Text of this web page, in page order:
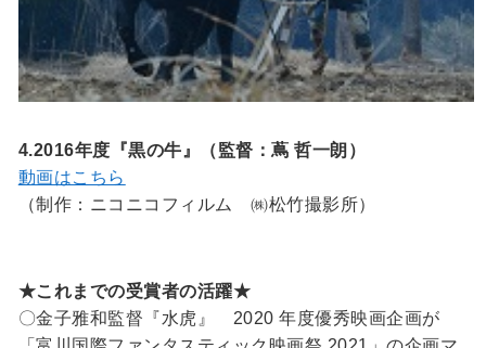
4.2016年度『黒の牛』（監督：蔦 哲一朗）
動画はこちら
（制作：ニコニコフィルム ㈱松竹撮影所）
★これまでの受賞者の活躍★
〇金子雅和監督『水虎』 2020 年度優秀映画企画が